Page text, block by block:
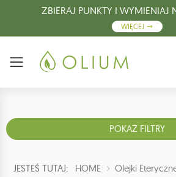
ZBIERAJ PUNKTY I WYMIENIAJ
WIĘCEJ
Menu
POKAŻ FILTRY
JESTEŚ TUTAJ: HOME Olejki